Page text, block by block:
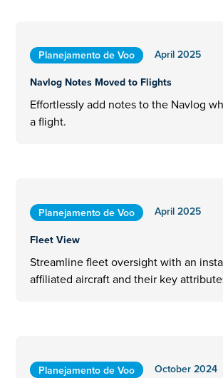
Planejamento de Voo
April 2025
Navlog Notes Moved to Flights
Effortlessly add notes to the Navlog
a flight.
Planejamento de Voo
April 2025
Fleet View
Streamline fleet oversight with an
affiliated aircraft and their key
Planejamento de Voo
October 2024